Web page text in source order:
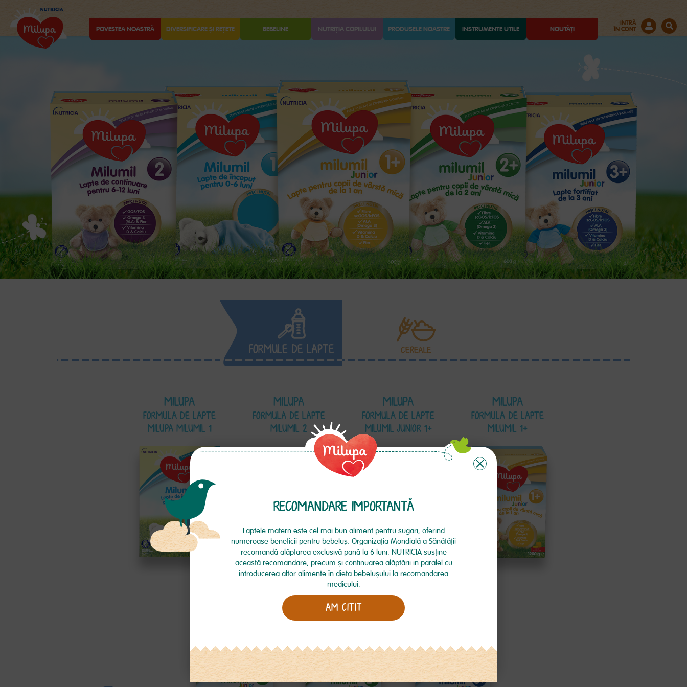
POVESTEA NOASTRĂ DIVERSIFICARE ȘI REȚETE BEBELINE NUTRIȚIA COPILULUI PRODUSELE NOASTRE INSTRUMENTE UTILE NOUTĂȚI
INTRĂ
ÎN CONT
FORMULE DE LAPTE CEREALE
MILUPA
FORMULA DE LAPTE
MILUPA MILUMIL 1
VEZI DETALII
MILUPA
FORMULA DE LAPTE
MILUMIL 2
VEZI DETALII
MILUPA
FORMULA DE LAPTE
MILUMIL JUNIOR 1+
VEZI DETALII
MILUPA
FORMULA DE LAPTE
MILUMIL 1+
VEZI DETALII
MILUPA
FORMULA DE LAPTE
MILUPA MILUMIL 2+
RECOMANDARE IMPORTANTĂ
Laptele matern este cel mai bun aliment pentru sugari, oferind
numeroase beneficii pentru bebeluş. Organizaţia Mondială a Sănătăţii
recomandă alăptarea exclusivă până la 6 luni. NUTRICIA susţine
această recomandare, precum şi continuarea alăptării în paralel cu
introducerea altor alimente în dieta bebeluşului la recomandarea
medicului.
AM CITIT